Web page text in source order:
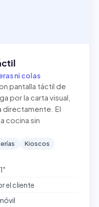
ni colas
pantalla táctil de
por la carta visual,
directamente. El
cocina sin
Kioscos
el cliente